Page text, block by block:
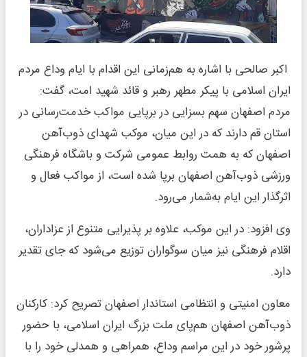
اکبر صالحی با اشاره به هم‌زمانی این اقدام با ایام وداع مردم
ایران اسلامی با پیکر مطهر رهبر و قائد شهید امت، گفت:
مردم اصفهان سهم بسزایی در برپایی مواکب خدمت‌رسانی در
استان قم دارند که در این میان، موکب شهدای ذوب‌آهن
اصفهان که به همت روابط عمومی شرکت و باشگاه فرهنگی
ورزشی ذوب‌آهن اصفهان برپا شده است، از مواکب فعال و
اثرگذار این ایام به‌شمار می‌رود.
وی افزود: در این موکب، علاوه بر پذیرایی متنوع از عزاداران،
اقلام فرهنگی نیز میان سوگواران توزیع می‌شود که جای تقدیر
دارد.
معاون امنیتی و انتظامی استاندار اصفهان تصریح کرد: کارکنان
ذوب‌آهن اصفهان هم‌پای ملت بزرگ ایران اسلامی، با حضور
پرشور خود در این مراسم وداع، همراهی و همدلی خود را با